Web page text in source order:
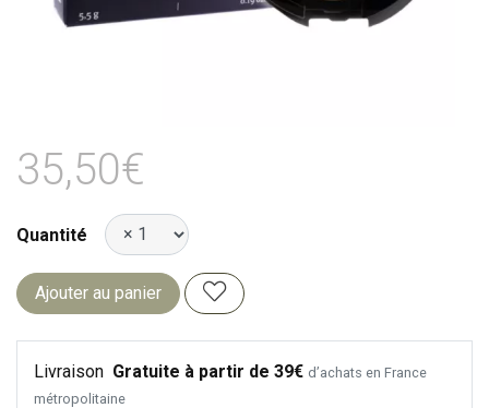
35,50€
Quantité
Ajouter au panier
Livraison Gratuite à partir de 39€ d’achats en France
métropolitaine